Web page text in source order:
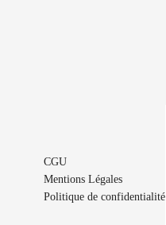
CGU
Mentions Légales
Politique de confidentialité